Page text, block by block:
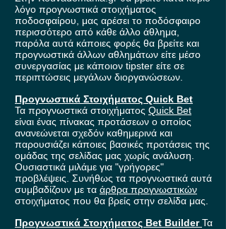
λόγο προγνωστικά στοιχήματος
ποδοσφαίρου, μας αρέσει το ποδόσφαιρο
περισσότερο από κάθε άλλο άθλημα,
παρόλα αυτά κάποιες φορές θα βρείτε και
προγνωστικά άλλων αθλημάτων είτε μέσο
συνεργασίας με κάποιον tipster είτε σε
περιπτώσεις μεγάλων διοργανώσεων.
Προγνωστικά Στοιχήματος Quick Bet
Τα προγνωστικά στοιχήματος Quick Bet
είναι ένας πίνακας προτάσεων ο οποίος
ανανεώνεται σχεδόν καθημερινά και
παρουσιάζει κάποιες βασικές προτάσεις της
ομάδας της σελίδας μας χωρίς ανάλυση.
Ουσιαστικά μιλάμε για "γρήγορες"
προβλέψεις. Συνήθως τα προγνωστικά αυτά
συμβαδίζουν με τα άρθρα προγνωστικών
στοιχήματος που θα βρείς στην σελίδα μας.
Προγνωστικά Στοιχήματος Bet BuilderΤα